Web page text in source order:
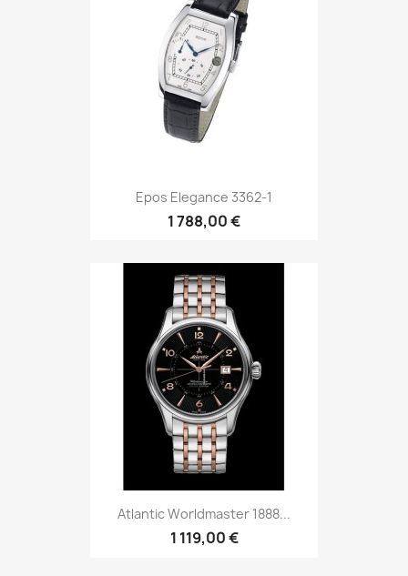
Atlantic Worldmaster 1888...
Epos Sportive 3389 SK-3